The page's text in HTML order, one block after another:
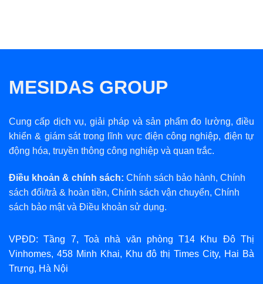
MESIDAS GROUP
Cung cấp dịch vụ, giải pháp và sản phẩm đo lường, điều
khiển & giám sát trong lĩnh vực điện công nghiệp, điện tự
động hóa, truyền thông công nghiệp và quan trắc.
Điều khoản & chính sách: Chính sách bảo hành, Chính
sách đổi/trả & hoàn tiền, Chính sách vận chuyển, Chính
sách bảo mậtvà Điều khoản sử dụng.
VPĐD: Tầng 7, Toà nhà văn phòng T14 Khu Đô Thị
Vinhomes, 458 Minh Khai, Khu đô thị Times City, Hai Bà
Trưng, Hà Nội